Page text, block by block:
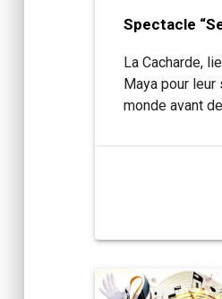
Spectacle
La Cacharde,
Maya pour
monde avant